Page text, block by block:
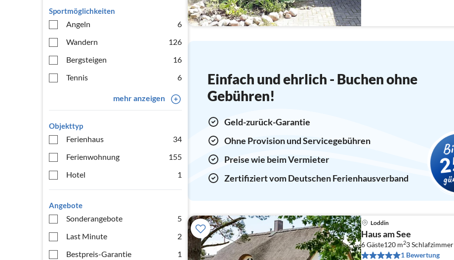
Sportmöglichkeiten
Angeln
6
Wandern
126
Bergsteigen
16
Tennis
6
mehr anzeigen
Objekttyp
Ferienhaus
34
Ferienwohnung
155
Hotel
1
Angebote
Sonderangebote
5
Last Minute
2
Bestpreis-Garantie
1
Einfach und ehrlich - Buchen ohne
Gebühren!
Geld-zurück-Garantie
Ohne Provision und Servicegebühren
Preise wie beim Vermieter
Zertifiziert vom Deutschen Ferienhausverband
Loddin
Haus am See
6 Gäste120 m23Schlafzimmer
1 Bewertung